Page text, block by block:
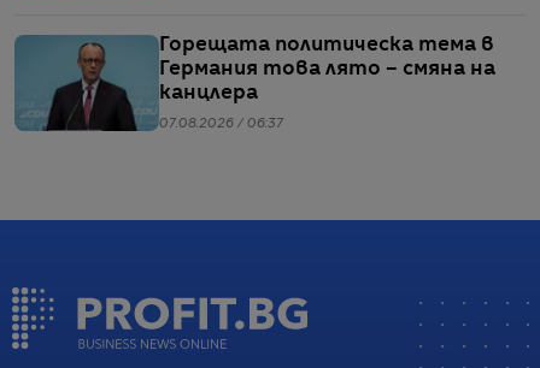
Горещата политическа тема в
Германия това лято – смяна на
канцлера
07.08.2026 / 06:37